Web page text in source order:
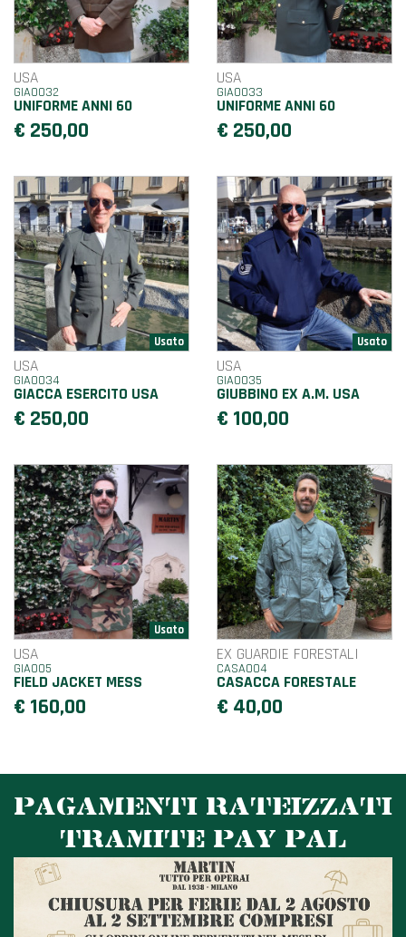
USA
GIA0032
UNIFORME ANNI 60
€ 250,00
USA
GIA0033
UNIFORME ANNI 60
€ 250,00
USA
GIA0034
GIACCA ESERCITO USA
€ 250,00
USA
GIA0035
GIUBBINO EX A.M. USA
€ 100,00
USA
GIA005
FIELD JACKET MESS
€ 160,00
EX GUARDIE FORESTALI
CASA004
CASACCA FORESTALE
€ 40,00
PAGAMENTI RATEIZZATI
TRAMITE PAY PAL